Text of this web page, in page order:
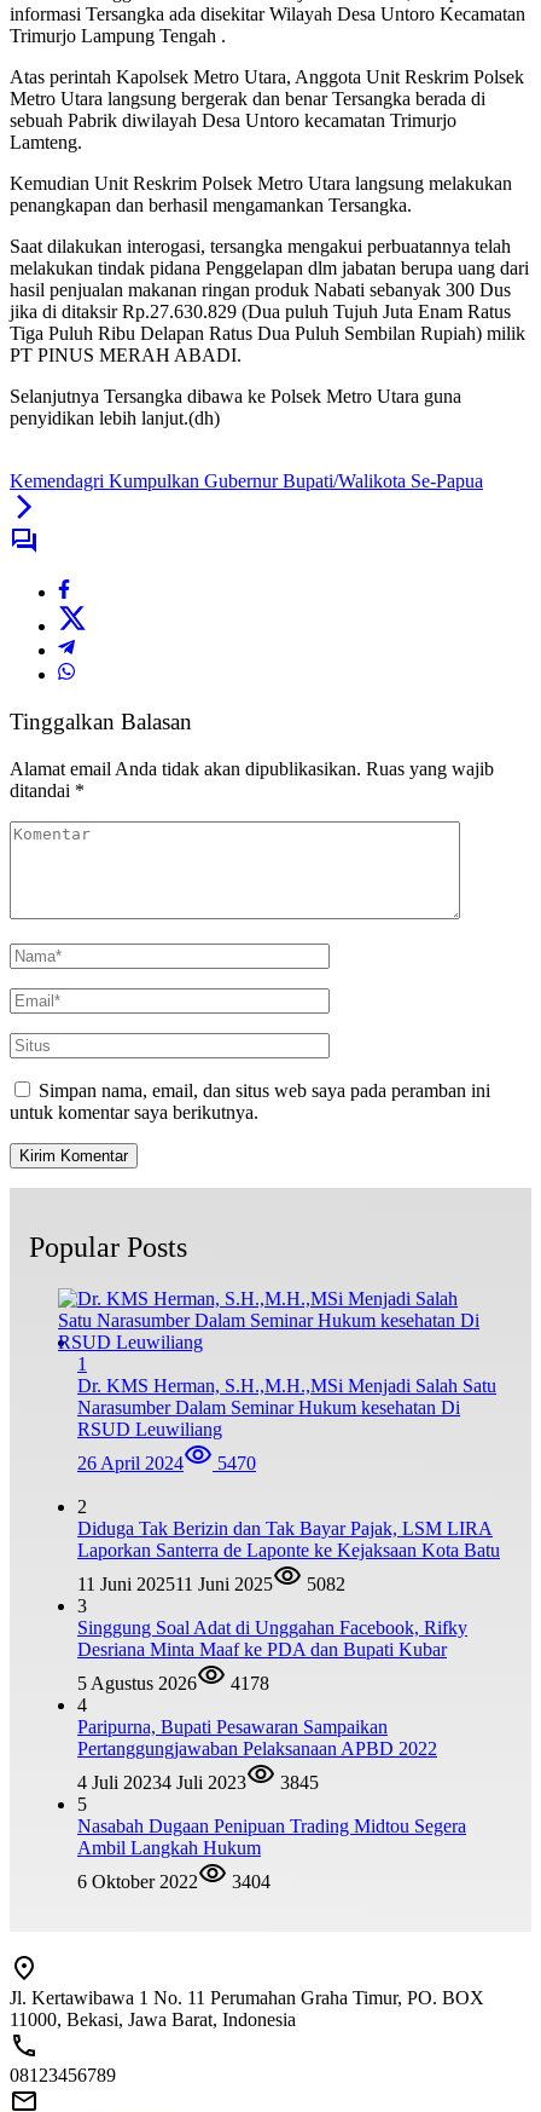
informasi Tersangka ada disekitar Wilayah Desa Untoro Kecamatan
Trimurjo Lampung Tengah .
Atas perintah Kapolsek Metro Utara, Anggota Unit Reskrim Polsek
Metro Utara langsung bergerak dan benar Tersangka berada di
sebuah Pabrik diwilayah Desa Untoro kecamatan Trimurjo
Lamteng.
Kemudian Unit Reskrim Polsek Metro Utara langsung melakukan
penangkapan dan berhasil mengamankan Tersangka.
Saat dilakukan interogasi, tersangka mengakui perbuatannya telah
melakukan tindak pidana Penggelapan dlm jabatan berupa uang dari
hasil penjualan makanan ringan produk Nabati sebanyak 300 Dus
jika di ditaksir Rp.27.630.829 (Dua puluh Tujuh Juta Enam Ratus
Tiga Puluh Ribu Delapan Ratus Dua Puluh Sembilan Rupiah) milik
PT PINUS MERAH ABADI.
Selanjutnya Tersangka dibawa ke Polsek Metro Utara guna
penyidikan lebih lanjut.(dh)
Kemendagri Kumpulkan Gubernur Bupati/Walikota Se-Papua
Tinggalkan Balasan
Alamat email Anda tidak akan dipublikasikan. Ruas yang wajib
ditandai *
Simpan nama, email, dan situs web saya pada peramban ini
untuk komentar saya berikutnya.
Popular Posts
1
Dr. KMS Herman, S.H.,M.H.,MSi Menjadi Salah Satu
Narasumber Dalam Seminar Hukum kesehatan Di
RSUD Leuwiliang
26 April 2024
5470
2
Diduga Tak Berizin dan Tak Bayar Pajak, LSM LIRA
Laporkan Santerra de Laponte ke Kejaksaan Kota Batu
11 Juni 202511 Juni 2025
5082
3
Singgung Soal Adat di Unggahan Facebook, Rifky
Desriana Minta Maaf ke PDA dan Bupati Kubar
5 Agustus 2026
4178
4
Paripurna, Bupati Pesawaran Sampaikan
Pertanggungjawaban Pelaksanaan APBD 2022
4 Juli 20234 Juli 2023
3845
5
Nasabah Dugaan Penipuan Trading Midtou Segera
Ambil Langkah Hukum
6 Oktober 2022
3404
Jl. Kertawibawa 1 No. 11 Perumahan Graha Timur, PO. BOX
11000, Bekasi, Jawa Barat, Indonesia
08123456789